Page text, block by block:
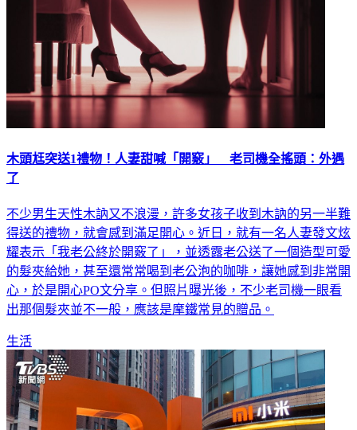
木頭尪突送1禮物！人妻甜喊「開竅」 老司機全搖頭：外遇
了
不少男生天性木訥又不浪漫，許多女孩子收到木訥的另一半難
得送的禮物，就會感到滿足開心。近日，就有一名人妻發文炫
耀表示「我老公終於開竅了」，並透露老公送了一個造型可愛
的髮夾給她，甚至還常常喝到老公泡的咖啡，讓她感到非常開
心，於是開心PO文分享。但照片曝光後，不少老司機一眼看
出那個髮夾並不一般，應該是摩鐵常見的贈品。
生活